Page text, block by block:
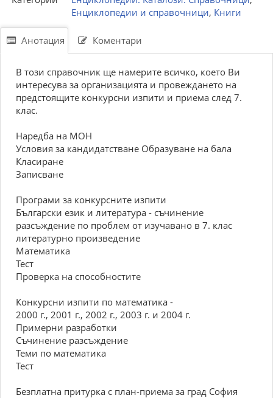
Енциклопедии и справочници, Книги
Анотация Коментари
В този справочник ще намерите всичко, което Ви
интересува за организацията и провеждането на
предстоящите конкурсни изпити и приема след 7.
клас.
Наредба на МОН
Условия за кандидатстване Образуване на бала
Класиране
Записване
Програми за конкурсните изпити
Български език и литература - съчинение
разсъждение по проблем от изучавано в 7. клас
литературно произведение
Математика
Тест
Проверка на способностите
Конкурсни изпити по математика -
2000 г., 2001 г., 2002 г., 2003 г. и 2004 г.
Примерни разработки
Съчинение разсъждение
Теми по математика
Тест
Безплатна притурка с план-приема за град София